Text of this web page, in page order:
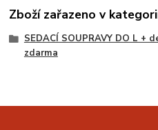
Zboží zařazeno v
SEDACÍ SOUPRAVY DO L +
zdarma